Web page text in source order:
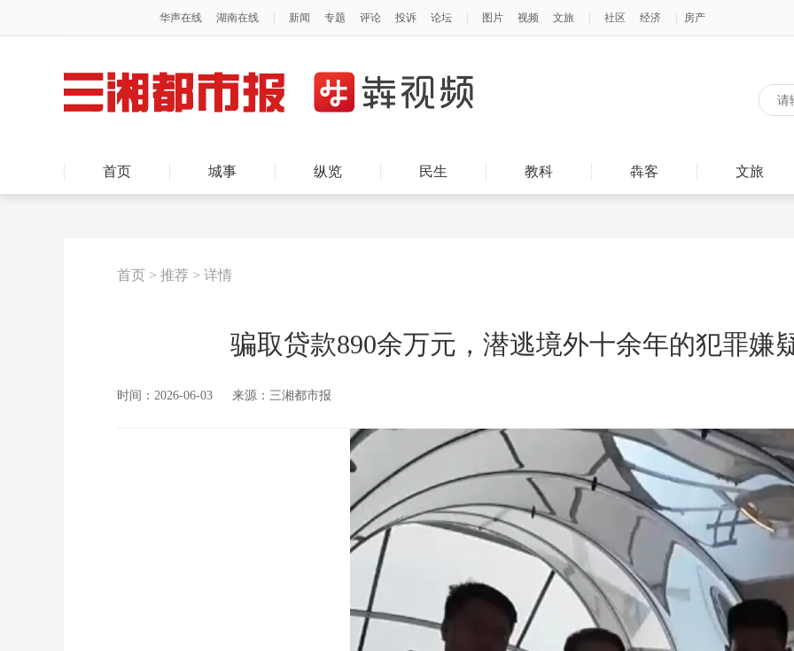
首页 城事 纵览 民生 教科 犇客 文旅
首页 > 推荐 > 详情
骗取贷款890余万元，潜逃境外十余年的犯罪嫌
时间：2026-06-03 来源：三湘都市报